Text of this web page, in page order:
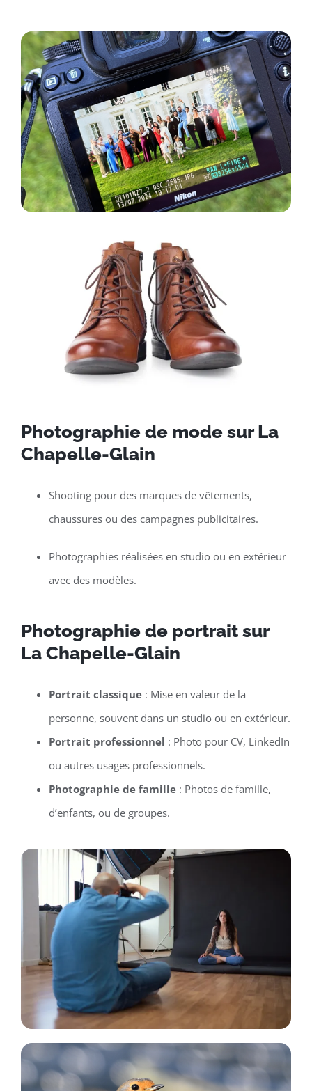
Photographie de mode sur La
Chapelle-Glain
Shooting pour des marques de vêtements,
chaussures ou des campagnes publicitaires.
Photographies réalisées en studio ou en extérieur
avec des modèles.
Photographie de portrait sur
La Chapelle-Glain
Portrait classique: Mise en valeur de la
personne, souvent dans un studio ou en extérieur.
Portrait professionnel : Photo pour CV, LinkedIn
ou autres usages professionnels.
Photographie de famille: Photos de famille,
d’enfants, ou de groupes.